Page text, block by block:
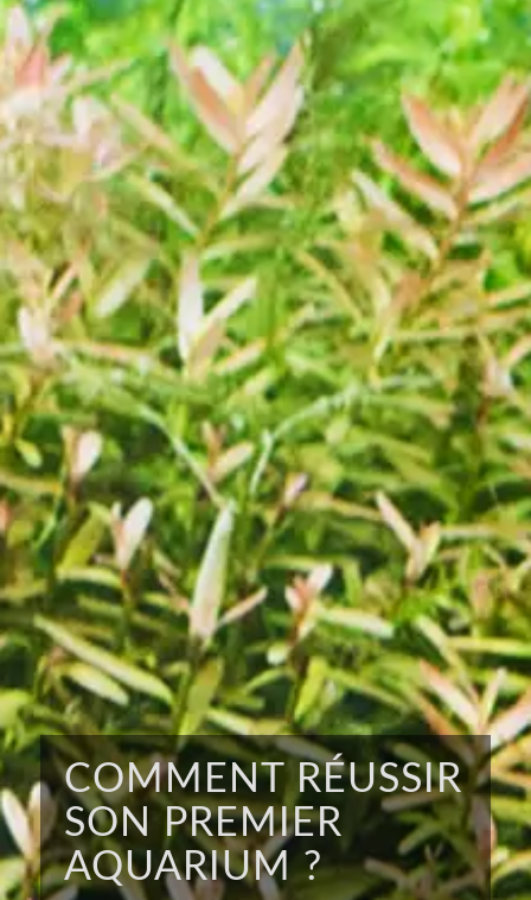
COMMENT RÉUSSIR
SON PREMIER
AQUARIUM ?